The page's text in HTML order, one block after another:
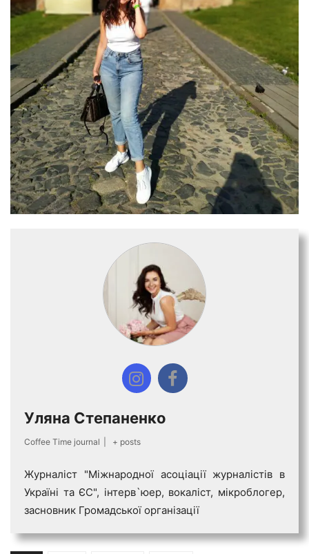
Уляна Степаненко
Coffee Time journal + posts
Журналіст "Міжнародної асоціації журналістів в
Україні та ЄС", інтерв`юер, вокаліст, мікроблогер,
засновник Громадської організації